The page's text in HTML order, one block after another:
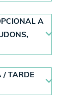
A
/ TARDE